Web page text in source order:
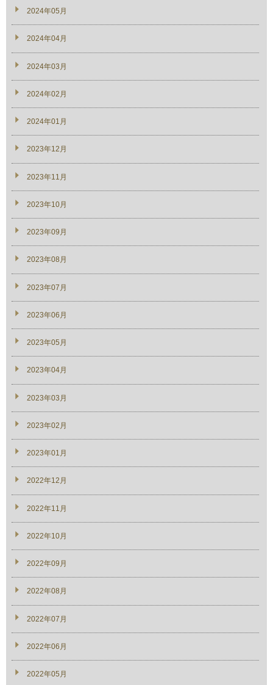
2024年05月
2024年04月
2024年03月
2024年02月
2024年01月
2023年12月
2023年11月
2023年10月
2023年09月
2023年08月
2023年07月
2023年06月
2023年05月
2023年04月
2023年03月
2023年02月
2023年01月
2022年12月
2022年11月
2022年10月
2022年09月
2022年08月
2022年07月
2022年06月
2022年05月